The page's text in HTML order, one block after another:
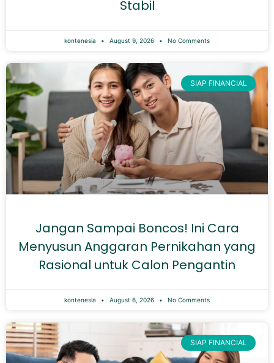
Stabil
kontenesia August 9, 2026 No Comments
SIAP FINANCIAL
Jangan Sampai Boncos! Ini Cara
Menyusun Anggaran Pernikahan yang
Rasional untuk Calon Pengantin
kontenesia August 6, 2026 No Comments
SIAP FINANCIAL